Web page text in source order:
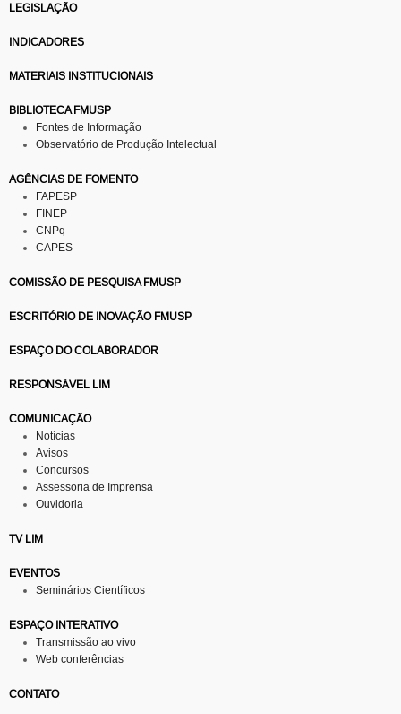
LEGISLAÇÃO
INDICADORES
MATERIAIS INSTITUCIONAIS
BIBLIOTECA FMUSP
Fontes de Informação
Observatório de Produção Intelectual
AGÊNCIAS DE FOMENTO
FAPESP
FINEP
CNPq
CAPES
COMISSÃO DE PESQUISA FMUSP
ESCRITÓRIO DE INOVAÇÃO FMUSP
ESPAÇO DO COLABORADOR
RESPONSÁVEL LIM
COMUNICAÇÃO
Notícias
Avisos
Concursos
Assessoria de Imprensa
Ouvidoria
TV LIM
EVENTOS
Seminários Científicos
ESPAÇO INTERATIVO
Transmissão ao vivo
Web conferências
CONTATO